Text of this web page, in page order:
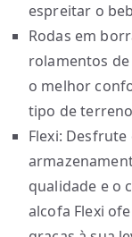
espreitar o
Rodas em
rolamentos
o melhor
tipo de
Flexi:
qualidade e o
alcofa Flexi